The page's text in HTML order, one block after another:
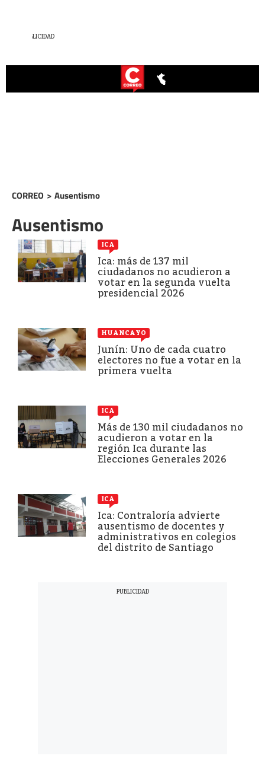
CORREO > Ausentismo
Ausentismo
ICA
Ica: más de 137 mil
ciudadanos no acudieron a
votar en la segunda vuelta
presidencial 2026
HUANCAYO
Junín: Uno de cada cuatro
electores no fue a votar en la
primera vuelta
ICA
Más de 130 mil ciudadanos no
acudieron a votar en la
región Ica durante las
Elecciones Generales 2026
ICA
Ica: Contraloría advierte
ausentismo de docentes y
administrativos en colegios
del distrito de Santiago